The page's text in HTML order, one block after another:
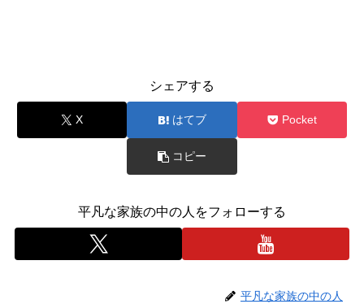
シェアする
X はてブ Pocket
コピー
平凡な家族の中の人をフォローする
平凡な家族の中の人